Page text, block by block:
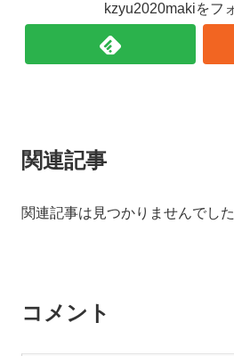
kzyu2020makiをフ
関連記事
関連記事は見つかりませんでした
コメント